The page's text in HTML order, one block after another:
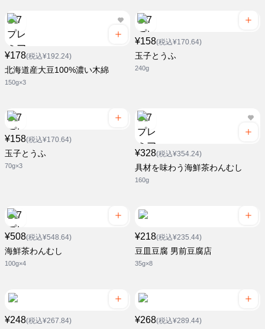
¥178(税込¥192.24)
北海道産大豆100%濃い木綿
150g×3
¥158(税込¥170.64)
玉子とうふ
240g
¥158(税込¥170.64)
玉子とうふ
70g×3
¥328(税込¥354.24)
具材を味わう海鮮茶わんむし
160g
¥508(税込¥548.64)
海鮮茶わんむし
100g×4
¥218(税込¥235.44)
豆皿豆腐 男前豆腐店
35g×8
¥248(税込¥267.84) ¥268(税込¥289.44)